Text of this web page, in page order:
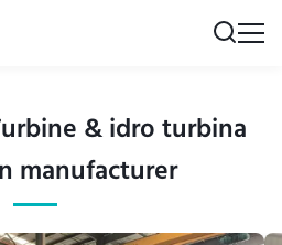
& idro turbina
manufacturer